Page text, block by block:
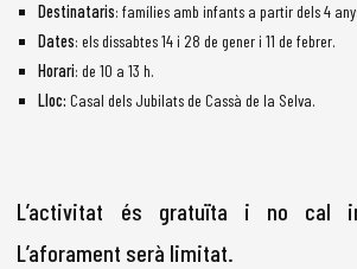
Destinataris: famílies amb infants a partir dels 4
Dates: els dissabtes 14 i 28 de gener i 11 de febrer.
Horari: de 10 a 13 h.
Lloc: Casal dels Jubilats de Cassà de la Selva.
L’activitat és gratuïta i no cal
L’aforament serà limitat.